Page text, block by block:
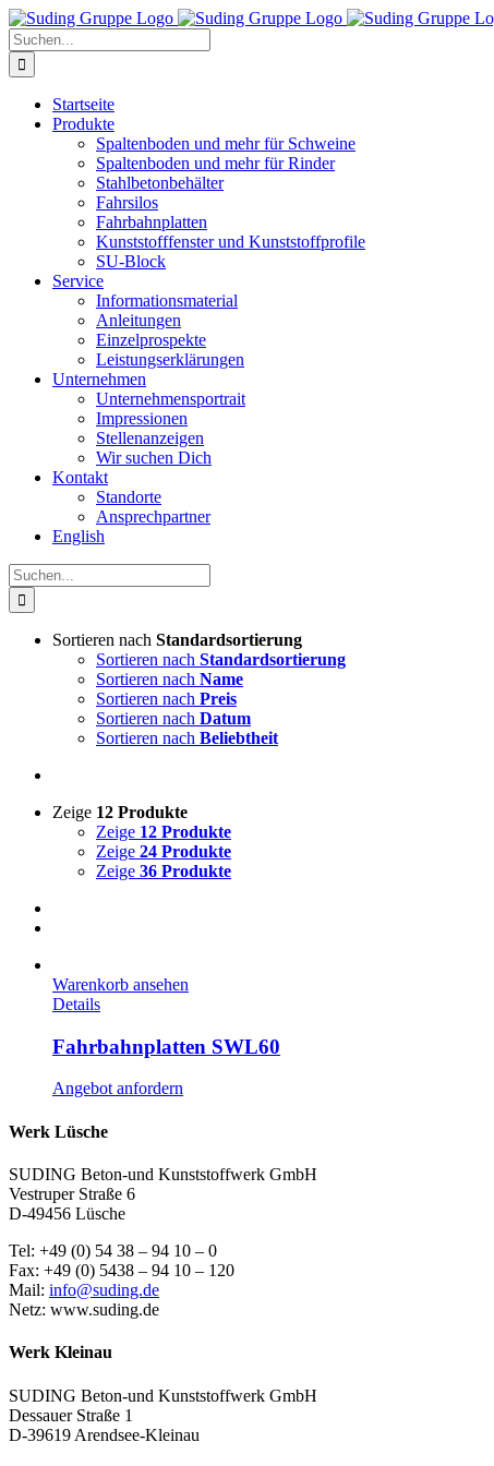
Zum
Inhalt
springen
Suche
nach:
Startseite
Produkte
Spaltenboden und mehr für Schweine
Spaltenboden und mehr für Rinder
Stahlbetonbehälter
Fahrsilos
Fahrbahnplatten
Kunststofffenster und Kunststoffprofile
SU-Block
Service
Informationsmaterial
Anleitungen
Einzelprospekte
Leistungserklärungen
Unternehmen
Unternehmensportrait
Impressionen
Stellenanzeigen
Wir suchen Dich
Kontakt
Standorte
Ansprechpartner
English
Suche
nach:
Sortieren nach Standardsortierung
Sortieren nach Standardsortierung
Sortieren nach Name
Sortieren nach Preis
Sortieren nach Datum
Sortieren nach Beliebtheit
Zeige 12 Produkte
Zeige 12 Produkte
Zeige 24 Produkte
Zeige 36 Produkte
Warenkorb ansehen
Details
Fahrbahnplatten SWL60
Angebot anfordern
Werk Lüsche
SUDING Beton-und Kunststoffwerk GmbH
Vestruper Straße 6
D-49456 Lüsche
Tel: +49 (0) 54 38 – 94 10 – 0
Fax: +49 (0) 5438 – 94 10 – 120
Mail: info@suding.de
Netz: www.suding.de
Werk Kleinau
SUDING Beton-und Kunststoffwerk GmbH
Dessauer Straße 1
D-39619 Arendsee-Kleinau